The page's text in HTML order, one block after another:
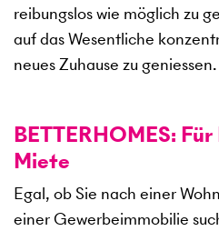
reibungslos wie möglich zu
auf das Wesentliche
neues Zuhause zu geniessen.
BETTERHOMES:
Miete
Egal, ob Sie nach einer
einer Gewerbeimmobilie